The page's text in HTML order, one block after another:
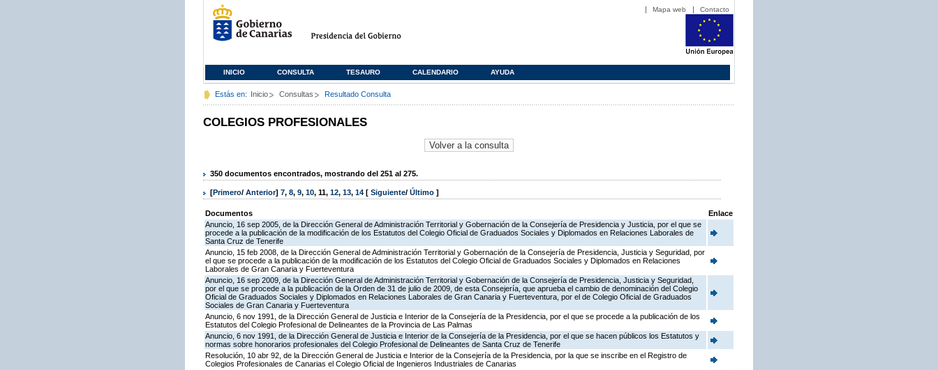
Mapa web Contacto
INICIO CONSULTA TESAURO CALENDARIO AYUDA
Estás en: Inicio Consultas Resultado Consulta
COLEGIOS PROFESIONALES
350 documentos encontrados, mostrando del 251 al 275.
[Primero/ Anterior] 7, 8, 9, 10, 11, 12, 13, 14 [ Siguiente/ Último ]
Documentos
Enlace
Anuncio, 16 sep 2005, de la Dirección General de Administración Territorial y Gobernación de la Consejería de Presidencia y Justicia, por el que se
procede a la publicación de la modificación de los Estatutos del Colegio Oficial de Graduados Sociales y Diplomados en Relaciones Laborales de
Santa Cruz de Tenerife
Anuncio, 15 feb 2008, de la Dirección General de Administración Territorial y Gobernación de la Consejería de Presidencia, Justicia y Seguridad, por
el que se procede a la publicación de la modificación de los Estatutos del Colegio Oficial de Graduados Sociales y Diplomados en Relaciones
Laborales de Gran Canaria y Fuerteventura
Anuncio, 16 sep 2009, de la Dirección General de Administración Territorial y Gobernación de la Consejería de Presidencia, Justicia y Seguridad,
por el que se procede a la publicación de la Orden de 31 de julio de 2009, de esta Consejería, que aprueba el cambio de denominación del Colegio
Oficial de Graduados Sociales y Diplomados en Relaciones Laborales de Gran Canaria y Fuerteventura, por el de Colegio Oficial de Graduados
Sociales de Gran Canaria y Fuerteventura
Anuncio, 6 nov 1991, de la Dirección General de Justicia e Interior de la Consejería de la Presidencia, por el que se procede a la publicación de los
Estatutos del Colegio Profesional de Delineantes de la Provincia de Las Palmas
Anuncio, 6 nov 1991, de la Dirección General de Justicia e Interior de la Consejería de la Presidencia, por el que se hacen públicos los Estatutos y
normas sobre honorarios profesionales del Colegio Profesional de Delineantes de Santa Cruz de Tenerife
Resolución, 10 abr 92, de la Dirección General de Justicia e Interior de la Consejería de la Presidencia, por la que se inscribe en el Registro de
Colegios Profesionales de Canarias el Colegio Oficial de Ingenieros Industriales de Canarias